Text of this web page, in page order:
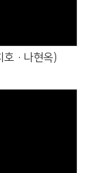
호·나현옥)